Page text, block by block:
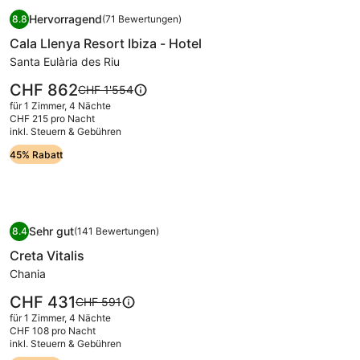
Bildergalerie
für
Cala
Llenya
Resort
Ibiza
-
Hotel
8.88.8 von 10, Hervorragend, (71 Bewertungen)
Hervorragend(71 Bewertungen)
Cala Llenya Resort Ibiza - Hotel
Santa Eulària des Riu
45% Rabatt
Der
Preis
beträgt
CHF 862.
CHF 862Der
alte
Preis
war
CHF 1'554
für 1 Zimmer, 4 Nächte
CHF 215 pro Nacht
inkl. Steuern & Gebühren
Cala Llenya Resort Ibiza - Hotel
Bildergalerie
für
Creta
Vitalis
8.48.4 von 10, Sehr gut, (141 Bewertungen)
Sehr gut(141 Bewertungen)
Creta Vitalis
Chania
Der
Preis
beträgt
CHF 431.
CHF 431Der
alte
Preis
war
CHF 591
für 1 Zimmer, 4 Nächte
CHF 108 pro Nacht
inkl. Steuern & Gebühren
Creta Vitalis